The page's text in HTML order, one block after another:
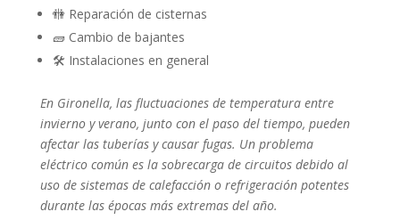
🚻 Reparación de cisternas
🧱 Cambio de bajantes
🛠️ Instalaciones en general
En Gironella, las fluctuaciones de temperatura entre
invierno y verano, junto con el paso del tiempo, pueden
afectar las tuberías y causar fugas. Un problema
eléctrico común es la sobrecarga de circuitos debido al
uso de sistemas de calefacción o refrigeración potentes
durante las épocas más extremas del año.